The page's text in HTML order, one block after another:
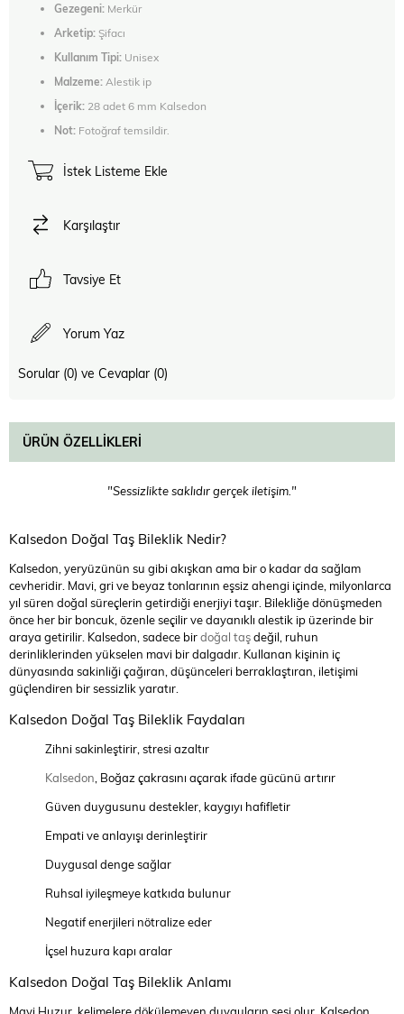
Gezegeni: Merkür
Arketip: Şifacı
Kullanım Tipi: Unisex
Malzeme: Alestik ip
İçerik: 28 adet 6 mm Kalsedon
Not: Fotoğraf temsildir.
İstek Listeme Ekle
Karşılaştır
Tavsiye Et
Yorum Yaz
Sorular (0) ve Cevaplar (0)
ÜRÜN ÖZELLIKLERI
"Sessizlikte saklıdır gerçek iletişim."
Kalsedon Doğal Taş Bileklik Nedir?
Kalsedon, yeryüzünün su gibi akışkan ama bir o kadar da sağlam
cevheridir. Mavi, gri ve beyaz tonlarının eşsiz ahengi içinde, milyonlarca
yıl süren doğal süreçlerin getirdiği enerjiyi taşır. Bilekliğe dönüşmeden
önce her bir boncuk, özenle seçilir ve dayanıklı alestik ip üzerinde bir
araya getirilir. Kalsedon, sadece birdoğal taşdeğil, ruhun
derinliklerinden yükselen mavi bir dalgadır. Kullanan kişinin iç
dünyasında sakinliği çağıran, düşünceleri berraklaştıran, iletişimi
güçlendiren bir sessizlik yaratır.
Kalsedon Doğal Taş Bileklik Faydaları
Zihni sakinleştirir, stresi azaltır
Kalsedon, Boğaz çakrasını açarak ifade gücünü artırır
Güven duygusunu destekler, kaygıyı hafifletir
Empati ve anlayışı derinleştirir
Duygusal denge sağlar
Ruhsal iyileşmeye katkıda bulunur
Negatif enerjileri nötralize eder
İçsel huzura kapı aralar
Kalsedon Doğal Taş Bileklik Anlamı